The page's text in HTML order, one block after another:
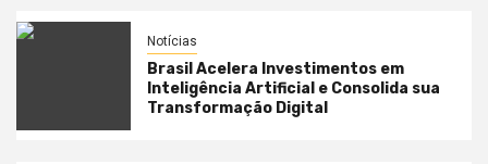
Notícias
Brasil Acelera Investimentos em
Inteligência Artificial e Consolida sua
Transformação Digital